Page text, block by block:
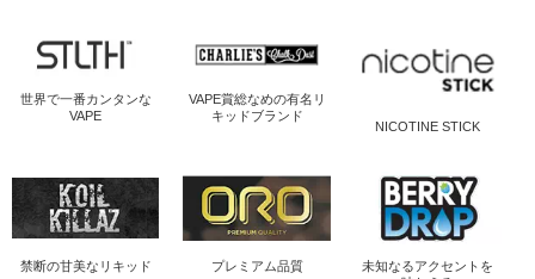
世界で一番カンタンな
VAPE
VAPE賞総なめの有名リ
キッドブランド
NICOTINE STICK
禁断の甘美なリキッド プレミアム品質
未知なるアクセントを